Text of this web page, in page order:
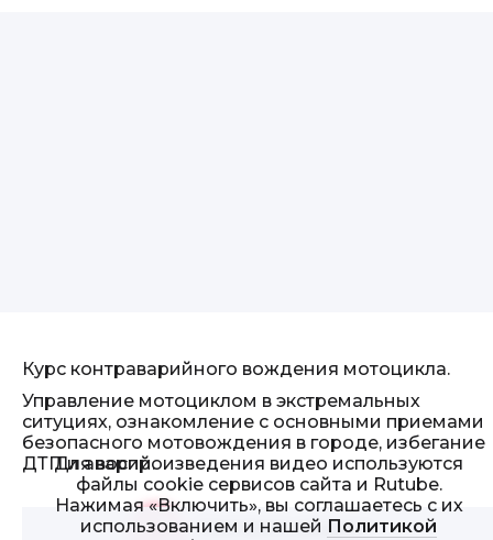
Курс контраварийного вождения мотоцикла.
Управление мотоциклом в экстремальных
ситуциях, ознакомление с основными приемами
безопасного мотовождения в городе, избегание
ДТП и аварий.
Смотреть видео>
Для воспроизведения видео используются
файлы cookie сервисов сайта и Rutube.
Нажимая «Включить», вы соглашаетесь с их
использованием и нашей Политикой